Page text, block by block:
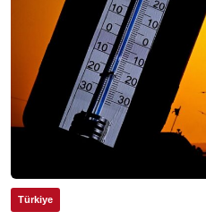
Türkiye